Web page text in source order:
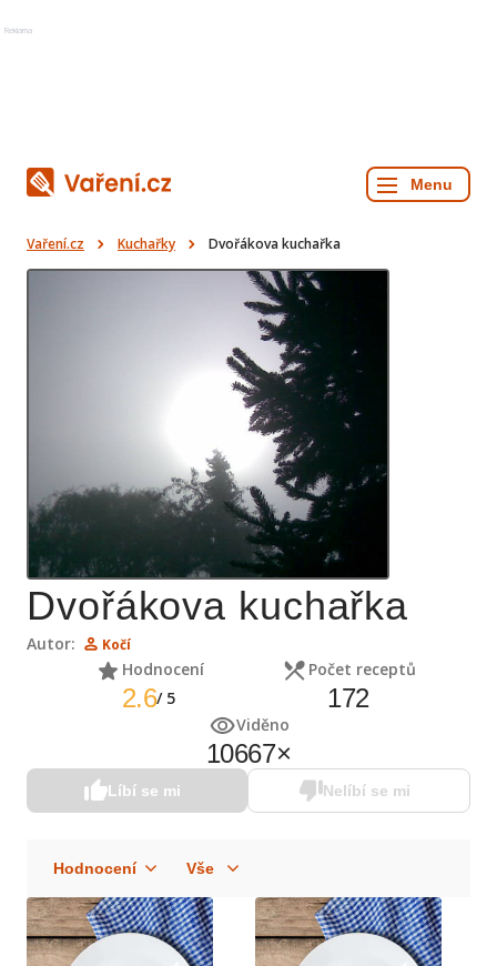
Reklama
Vaření.cz Kuchařky Dvořákova kuchařka
Dvořákova kuchařka
Autor: Kočí
Hodnocení
2.6/ 5
Počet receptů
172
Viděno
10667×
Líbí se mi Nelíbí se mi